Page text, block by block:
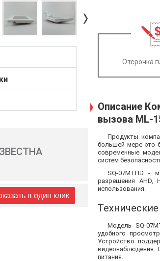
в один клик
Отсрочка
Описание
вызова ML-
Продукты
большей мере это
современные
систем
SQ-07MTHD -
разрешения AHD,
использования.
Модель SQ-
удобного
Устройство
видеонаблюдения.
питания.